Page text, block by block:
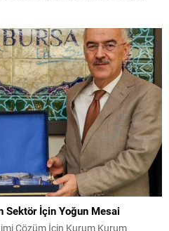
yalnızca yıkım kararlarıyla
tarım alanlarının korunması ile
güvence altına alınmasının
Sektör İçin Yoğun Mesai
Çözüm İçin Kurum Kurum